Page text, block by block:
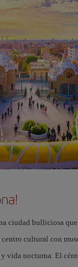
ciudad bulliciosa que
cultural con
vida nocturna. El